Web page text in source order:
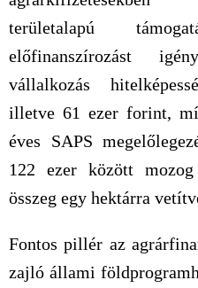
területalapú
előfinanszírozást
vállalkozás
illetve 61 ezer forint,
éves SAPS
122 ezer között
összeg egy hektárra
Fontos pillér az
zajló állami